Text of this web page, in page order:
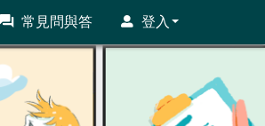
常見問與答 登入